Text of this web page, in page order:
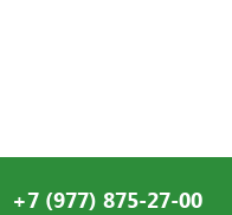
+7 (977) 875-27-00